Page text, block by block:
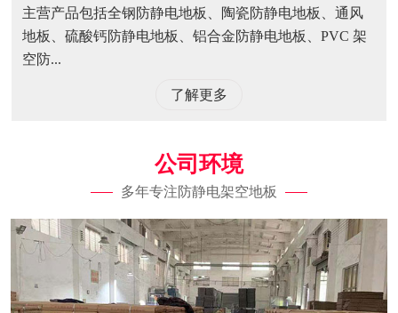
主营产品包括全钢防静电地板、陶瓷防静电地板、通风
地板、硫酸钙防静电地板、铝合金防静电地板、PVC 架
空防...
了解更多
公司环境
多年专注防静电架空地板